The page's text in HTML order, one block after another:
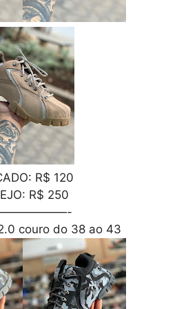
R$ 120
R$ 250
couro do 38 ao 43